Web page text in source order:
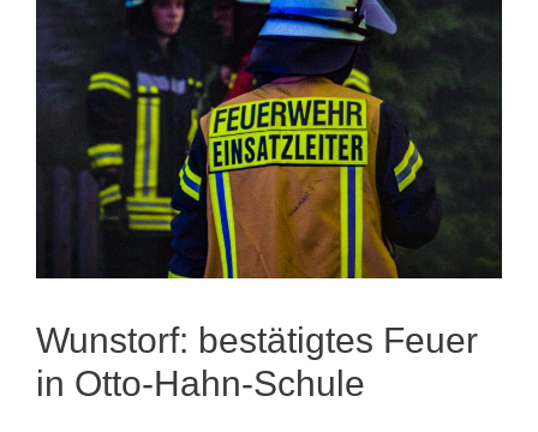
Wunstorf: bestätigtes Feuer
in Otto-Hahn-Schule